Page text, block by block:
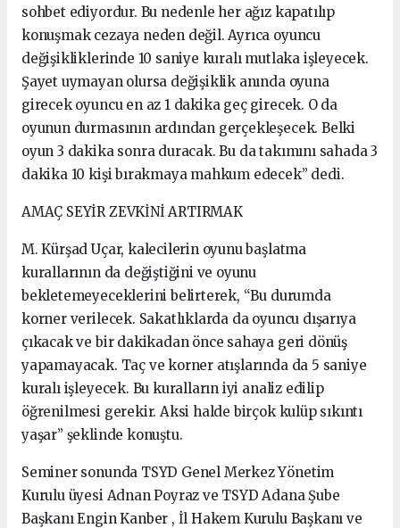
sohbet ediyordur. Bu nedenle her ağız kapatılıp
konuşmak cezaya neden değil. Ayrıca oyuncu
değişikliklerinde 10 saniye kuralı mutlaka işleyecek.
Şayet uymayan olursa değişiklik anında oyuna
girecek oyuncu en az 1 dakika geç girecek. O da
oyunun durmasının ardından gerçekleşecek. Belki
oyun 3 dakika sonra duracak. Bu da takımını sahada 3
dakika 10 kişi bırakmaya mahkum edecek” dedi.
AMAÇ SEYİR ZEVKİNİ ARTIRMAK
M. Kürşad Uçar, kalecilerin oyunu başlatma
kurallarının da değiştiğini ve oyunu
bekletemeyeceklerini belirterek, “Bu durumda
korner verilecek. Sakatlıklarda da oyuncu dışarıya
çıkacak ve bir dakikadan önce sahaya geri dönüş
yapamayacak. Taç ve korner atışlarında da 5 saniye
kuralı işleyecek. Bu kuralların iyi analiz edilip
öğrenilmesi gerekir. Aksi halde birçok kulüp sıkıntı
yaşar” şeklinde konuştu.
Seminer sonunda TSYD Genel Merkez Yönetim
Kurulu üyesi Adnan Poyraz ve TSYD Adana Şube
Başkanı Engin Kanber , İl Hakem Kurulu Başkanı ve